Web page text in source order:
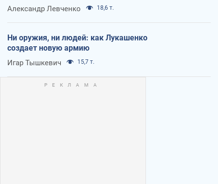
Александр Левченко 18,6 т.
Ни оружия, ни людей: как Лукашенко
создает новую армию
Игар Тышкевич 15,7 т.